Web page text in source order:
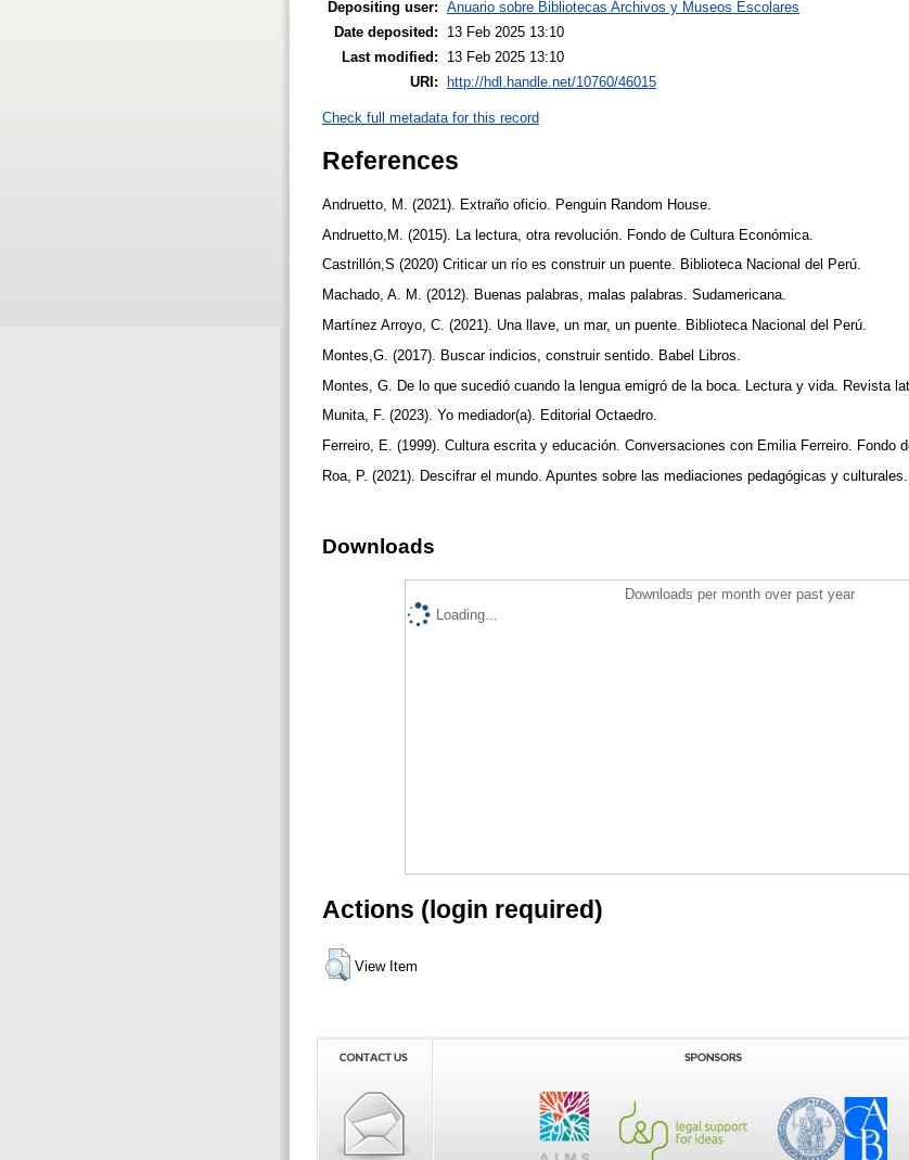
Depositing user: Anuario sobre Bibliotecas Archivos y Museos Escolares
Date deposited:
13 Feb 2025 13:10
Last modified:
13 Feb 2025 13:10
URI:
http://hdl.handle.net/10760/46015
Check full metadata for this record
References
Andruetto, M. (2021). Extraño oficio. Penguin Random House.
Andruetto,M. (2015). La lectura, otra revolución. Fondo de Cultura Económica.
Castrillón,S (2020) Criticar un río es construir un puente. Biblioteca Nacional del Perú.
Machado, A. M. (2012). Buenas palabras, malas palabras. Sudamericana.
Martínez Arroyo, C. (2021). Una llave, un mar, un puente. Biblioteca Nacional del Perú.
Montes,G. (2017). Buscar indicios, construir sentido. Babel Libros.
Montes, G. De lo que sucedió cuando la lengua emigró de la boca. Lectura y vida. Revista
Munita, F. (2023). Yo mediador(a). Editorial Octaedro.
Ferreiro, E. (1999). Cultura escrita y educación. Conversaciones con Emilia Ferreiro. Fondo
Roa, P. (2021). Descifrar el mundo. Apuntes sobre las mediaciones pedagógicas y
Downloads
Downloads per month over past year
Loading...
Actions (login required)
View Item